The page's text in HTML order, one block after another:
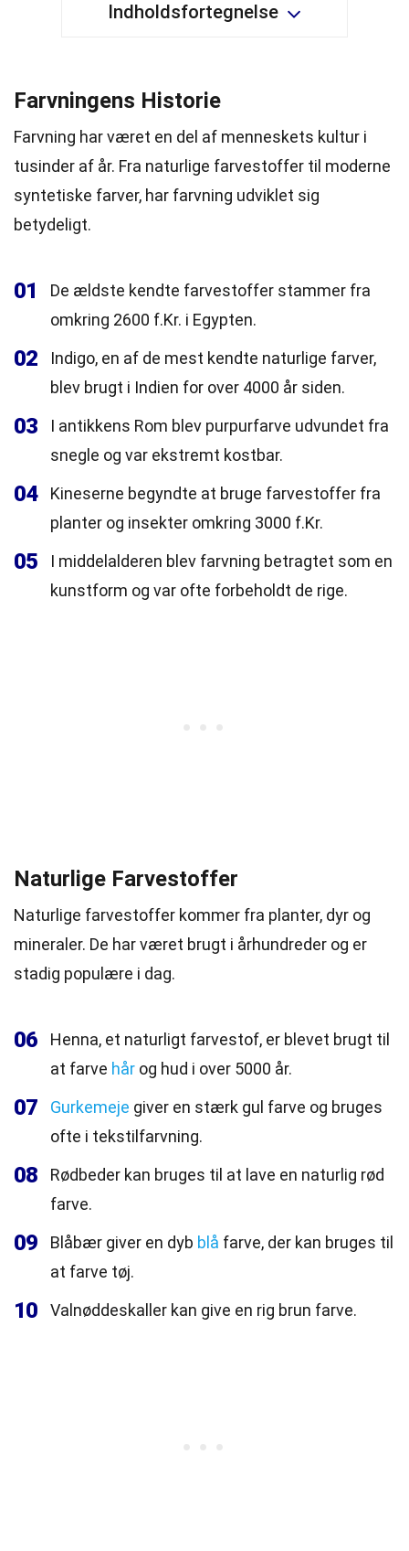
Indholdsfortegnelse
Farvningens Historie
Farvning har været en del af menneskets kultur i
tusinder af år. Fra naturlige farvestoffer til moderne
syntetiske farver, har farvning udviklet sig
betydeligt.
01
De ældste kendte farvestoffer stammer fra
omkring 2600 f.Kr. i Egypten.
02
Indigo, en af de mest kendte naturlige farver,
blev brugt i Indien for over 4000 år siden.
03
I antikkens Rom blev purpurfarve udvundet fra
snegle og var ekstremt kostbar.
04
Kineserne begyndte at bruge farvestoffer fra
planter og insekter omkring 3000 f.Kr.
05
I middelalderen blev farvning betragtet som en
kunstform og var ofte forbeholdt de rige.
Naturlige Farvestoffer
Naturlige farvestoffer kommer fra planter, dyr og
mineraler. De har været brugt i århundreder og er
stadig populære i dag.
06
Henna, et naturligt farvestof, er blevet brugt til
at farve hår og hud i over 5000 år.
07 Gurkemeje giver en stærk gul farve og bruges
ofte i tekstilfarvning.
08
Rødbeder kan bruges til at lave en naturlig rød
farve.
09 Blåbær giver en dyb blå farve, der kan bruges til
at farve tøj.
10 Valnøddeskaller kan give en rig brun farve.